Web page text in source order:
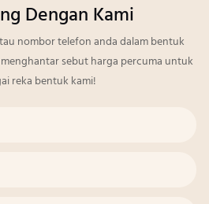
Dengan Kami
nombor telefon anda dalam bentuk
sebut harga percuma untuk
reka bentuk kami!